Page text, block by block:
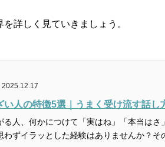
詳しく見ていきましょう。
2025.12.17
い人の特徴5選｜うまく受け流す話し
る人、何かにつけて「実はね」「本当はさ
わずイラッとした経験はありませんか？そ